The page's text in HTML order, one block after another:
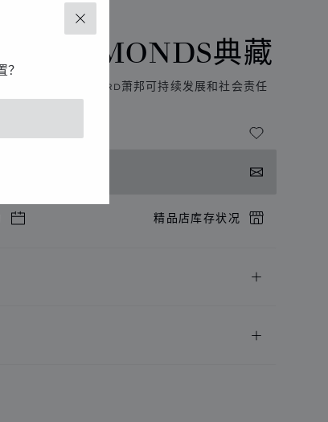
关闭
DIAMONDS典藏
机芯，符合CHOPARD萧邦可持续发展和社会责任
钻石
精品店库存状况